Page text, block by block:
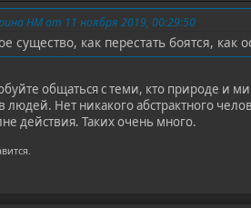
НМ от 11 ноября 2019, 00:29:50
существо, как перестать боятся, как
общаться с теми, кто природе и
людей. Нет никакого абстрактного
действия. Таких очень много.